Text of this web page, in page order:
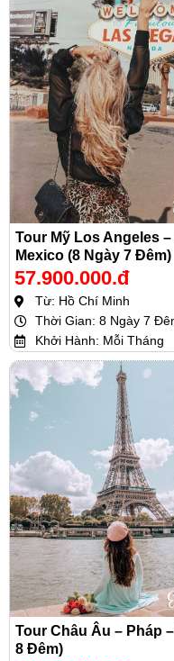
Tour Mỹ Los Angeles
Mexico (8 Ngày 7 Đêm)
57.900.000.đ
Từ: Hồ Chí Minh
Thời Gian: 8 Ngày 7
Khởi Hành: Mỗi Tháng
Tour Châu Âu – Pháp
8 Đêm)